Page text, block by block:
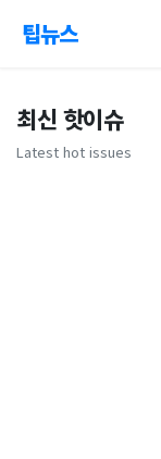
팁뉴스
최신 핫이슈
Latest hot issues